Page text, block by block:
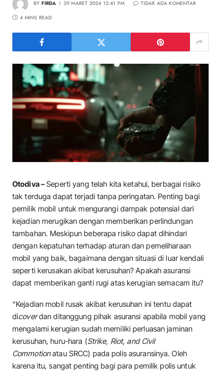
BY FIRDA 29 MARET 2024 12:41 PM
TIDAK ADA KOMENTAR
4 MINS READ
Otodiva –Seperti yang telah kita ketahui, berbagai risiko
tak terduga dapat terjadi tanpa peringatan. Penting bagi
pemilik mobil untuk mengurangi dampak potensial dari
kejadian merugikan dengan memberikan perlindungan
tambahan. Meskipun beberapa risiko dapat dihindari
dengan kepatuhan terhadap aturan dan pemeliharaan
mobil yang baik, bagaimana dengan situasi di luar kendali
seperti kerusakan akibat kerusuhan? Apakah asuransi
dapat memberikan ganti rugi atas kerugian semacam itu?
“Kejadian mobil rusak akibat kerusuhan ini tentu dapat
dicoverdan ditanggung pihak asuransi apabila mobil yang
mengalami kerugian sudah memiliki perluasan jaminan
kerusuhan, huru-hara (Strike, Riot, and Civil
Commotionatau SRCC) pada polis asuransinya. Oleh
karena itu, sangat penting bagi para pemilik polis untuk